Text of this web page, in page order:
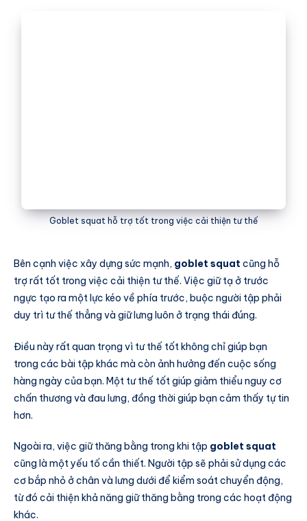
Goblet squat hỗ trợ tốt trong việc cải thiện tư thế
Bên cạnh việc xây dựng sức mạnh, goblet squat cũng hỗ
trợ rất tốt trong việc cải thiện tư thế. Việc giữ tạ ở trước
ngực tạo ra một lực kéo về phía trước, buộc người tập phải
duy trì tư thế thẳng và giữ lưng luôn ở trạng thái đúng.
Điều này rất quan trọng vì tư thế tốt không chỉ giúp bạn
trong các bài tập khác mà còn ảnh hưởng đến cuộc sống
hàng ngày của bạn. Một tư thế tốt giúp giảm thiểu nguy cơ
chấn thương và đau lưng, đồng thời giúp bạn cảm thấy tự tin
hơn.
Ngoài ra, việc giữ thăng bằng trong khi tập goblet squat
cũng là một yếu tố cần thiết. Người tập sẽ phải sử dụng các
cơ bắp nhỏ ở chân và lưng dưới để kiểm soát chuyển động,
từ đó cải thiện khả năng giữ thăng bằng trong các hoạt động
khác.